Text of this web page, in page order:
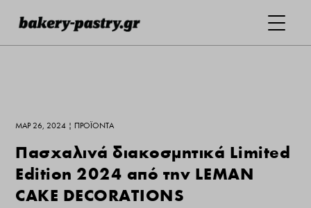
ΜΑΡ 26, 2024 |ΠΡΟΪΌΝΤΑ
Πασχαλινά διακοσμητικά Limited
Edition 2024 από την LEMAN
CAKE DECORATIONS